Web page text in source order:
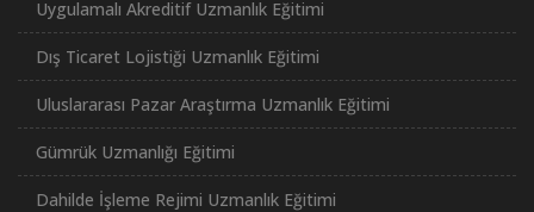
Uygulamalı Akreditif Uzmanlık Eğitimi
Dış Ticaret Lojistiği Uzmanlık Eğitimi
Uluslararası Pazar Araştırma Uzmanlık Eğitimi
Gümrük Uzmanlığı Eğitimi
Dahilde İşleme Rejimi Uzmanlık Eğitimi